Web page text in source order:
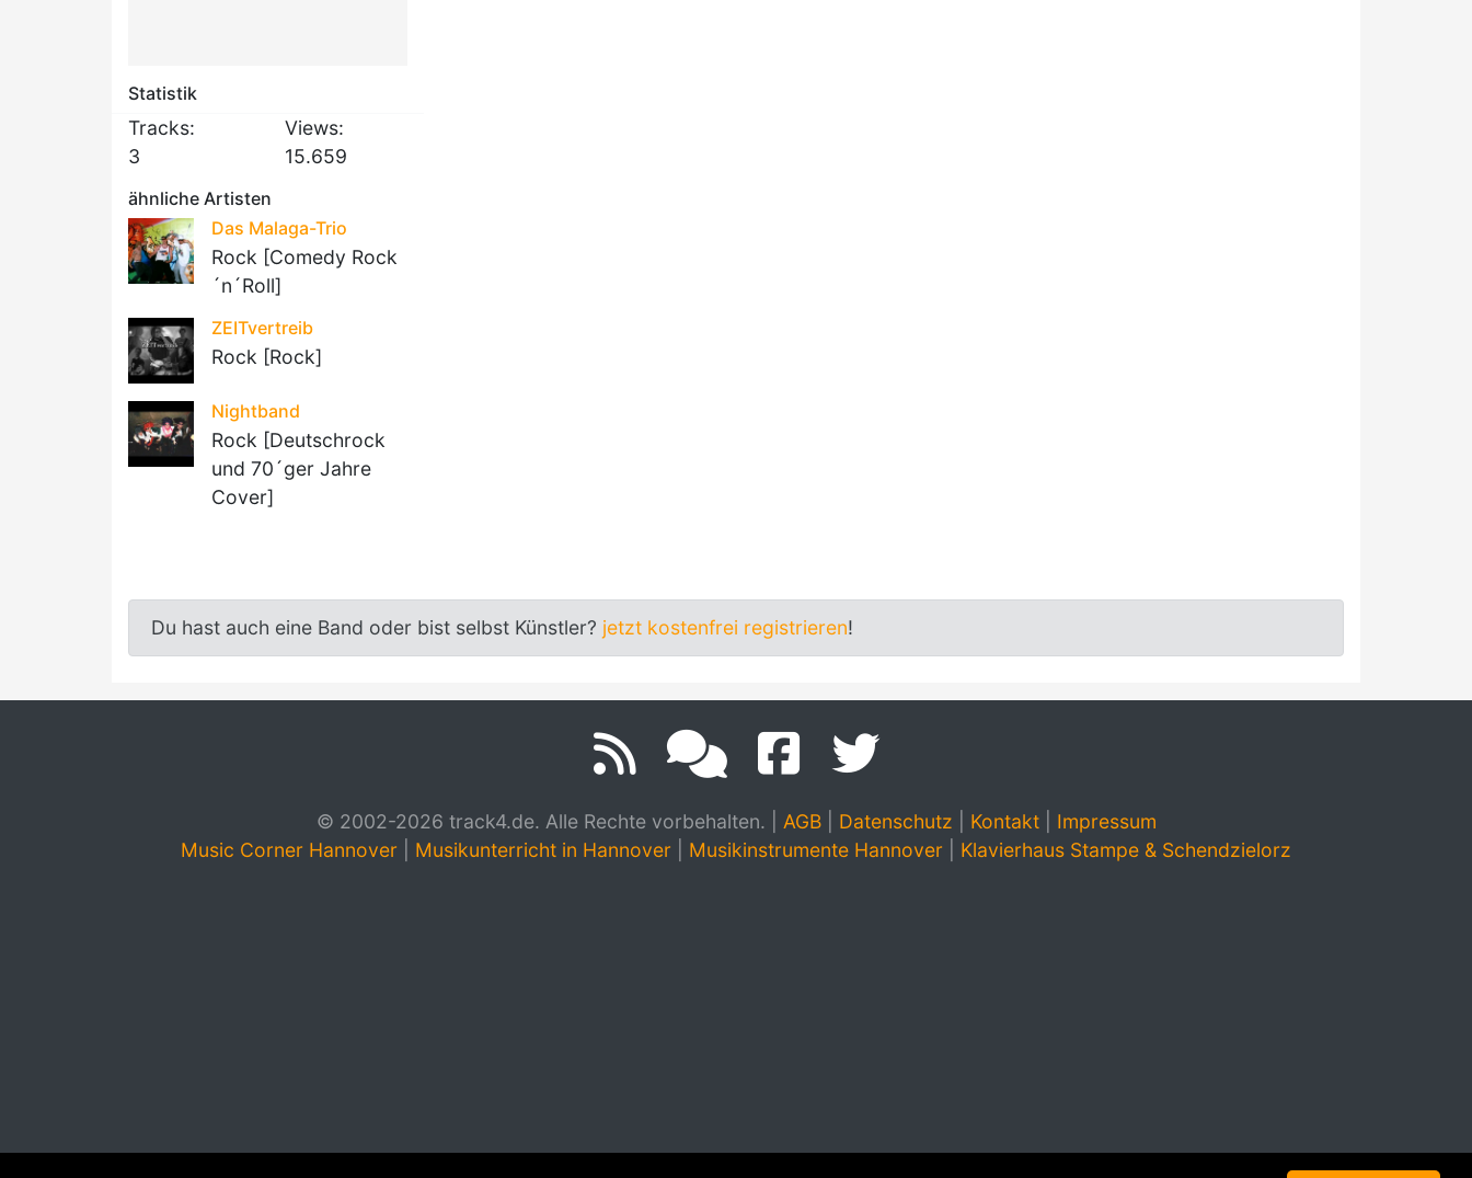
Statistik
Tracks:
3
Views:
15.659
ähnliche Artisten
Das Malaga-Trio
Rock [Comedy Rock
´n´Roll]
ZEITvertreib
Rock [Rock]
Nightband
Rock [Deutschrock
und 70´ger Jahre
Cover]
Du hast auch eine Band oder bist selbst Künstler? jetzt kostenfrei registrieren!
© 2002-2026 track4.de. Alle Rechte vorbehalten. AGB| Datenschutz Kontakt| Impressum
Music Corner Hannover
Musikunterricht in Hannover Musikinstrumente Hannover Klavierhaus Stampe & Schendzielorz